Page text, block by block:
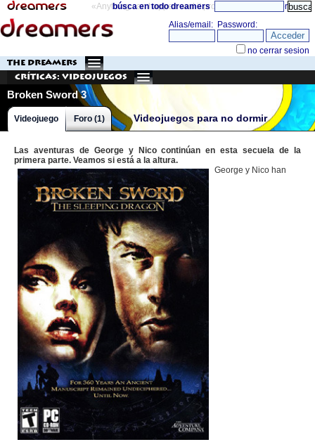
«Anything can happen and it probably will» directorio
búsca en todo dreamers
THE DREAMERS
Críticas: Videojuegos
Broken Sword 3
Videojuegos para no dormir
Videojuego Foro (1)
Las aventuras de George y Nico continúan en esta secuela de la
primera parte. Veamos si está a la altura.
George y Nico han